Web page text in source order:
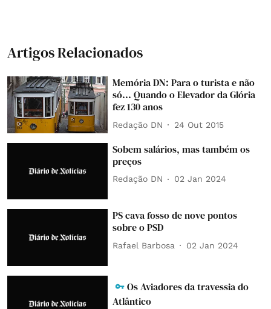
Artigos Relacionados
Memória DN: Para o turista e não
só... Quando o Elevador da Glória
fez 130 anos
Redação DN 24 Out 2015
Sobem salários, mas também os
preços
Redação DN 02 Jan 2024
PS cava fosso de nove pontos
sobre o PSD
Rafael Barbosa 02 Jan 2024
Os Aviadores da travessia do
Atlântico